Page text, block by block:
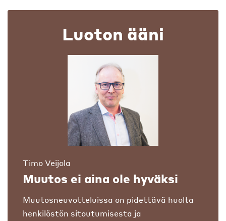
Luoton ääni
Timo Veijola
Muutos ei aina ole hyväksi
Muutosneuvotteluissa on pidettävä huolta
henkilöstön sitoutumisesta ja